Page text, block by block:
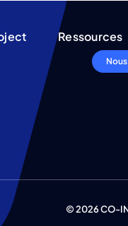
Ressources
© 2026 CO-